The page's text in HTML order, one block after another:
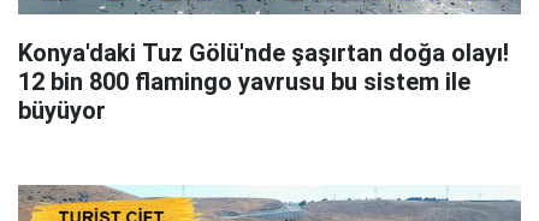
Konya'daki Tuz Gölü'nde şaşırtan doğa olayı!
12 bin 800 flamingo yavrusu bu sistem ile
büyüyor